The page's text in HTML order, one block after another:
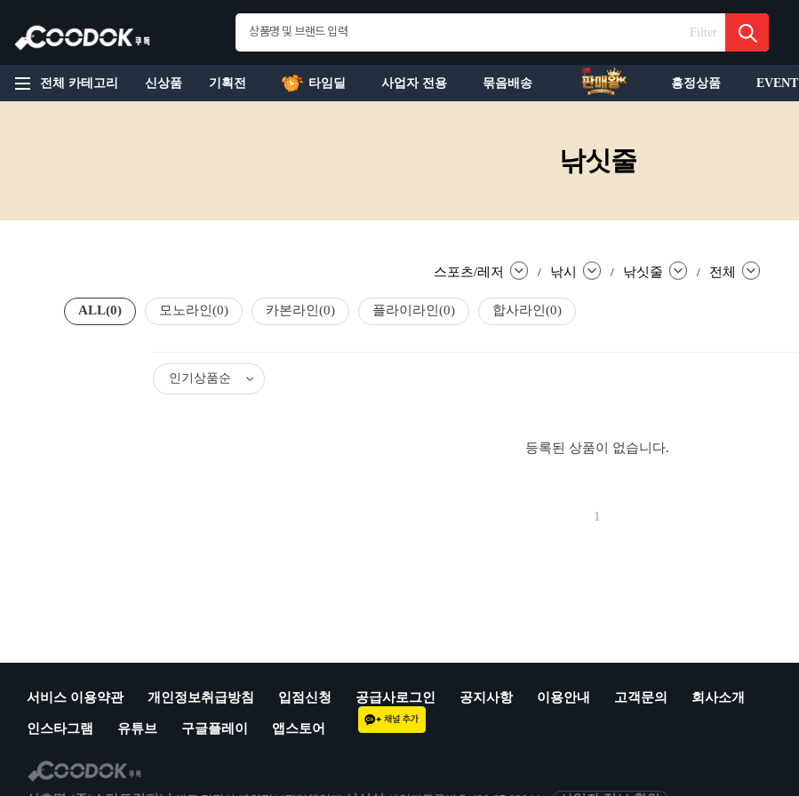
Filter
전체 카테고리 신상품 기획전 타임딜 사업자 전용 묶음배송 흥정상품 EVENT
낚싯줄
스포츠/레저 / 낚시 / 낚싯줄 / 전체
ALL(0) 모노라인 (0) 카본라인 (0) 플라이라인 (0) 합사라인 (0)
등록된 상품이 없습니다.
1
서비스 이용약관 개인정보취급방침 입점신청 공급사로그인 공지사항 이용안내 고객문의 회사소개
인스타그램 유튜브 구글플레이 앱스토어